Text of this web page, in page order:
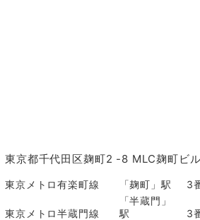
東京都千代田区麹町2 -8 MLC麹町ビル
東京メトロ有楽町線 「麹町」駅 3
東京メトロ半蔵門線
「半蔵門」
駅
3